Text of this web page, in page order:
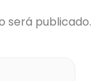
será publicado.